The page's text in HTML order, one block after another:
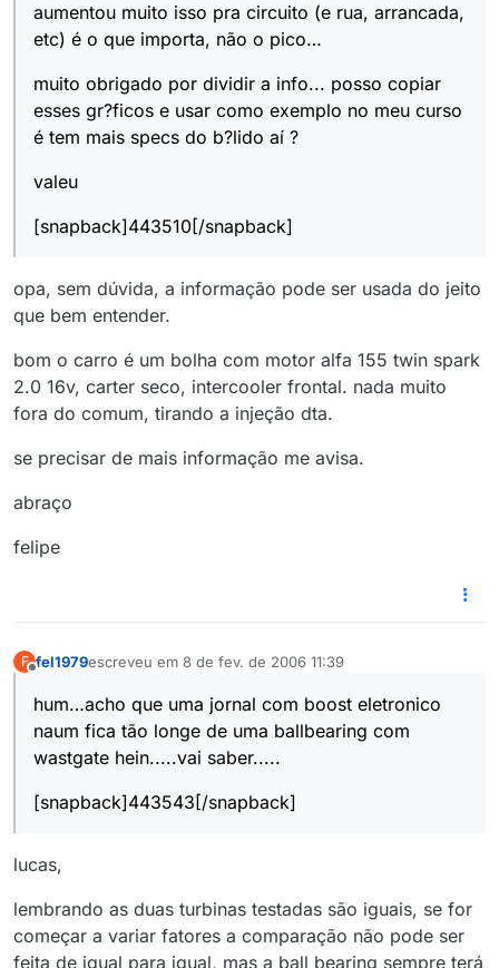
aumentou muito isso pra circuito (e rua, arrancada,
etc) é o que importa, não o pico…
muito obrigado por dividir a info... posso copiar
esses gr?ficos e usar como exemplo no meu curso
é tem mais specs do b?lido aí ?
valeu
[snapback]443510[/snapback]
opa, sem dúvida, a informação pode ser usada do jeito
que bem entender.
bom o carro é um bolha com motor alfa 155 twin spark
2.0 16v, carter seco, intercooler frontal. nada muito
fora do comum, tirando a injeção dta.
se precisar de mais informação me avisa.
abraço
felipe
F fel1979escreveu em 8 de fev. de 2006 11:39
última edição por
hum…acho que uma jornal com boost eletronico
naum fica tão longe de uma ballbearing com
wastgate hein.....vai saber.....
[snapback]443543[/snapback]
lucas,
lembrando as duas turbinas testadas são iguais, se for
começar a variar fatores a comparação não pode ser
feita de igual para igual, mas a ball bearing sempre terá